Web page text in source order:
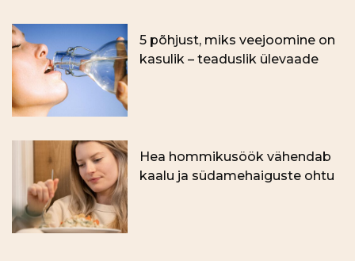
5 põhjust, miks veejoomine on
kasulik – teaduslik ülevaade
Hea hommikusöök vähendab
kaalu ja südamehaiguste ohtu